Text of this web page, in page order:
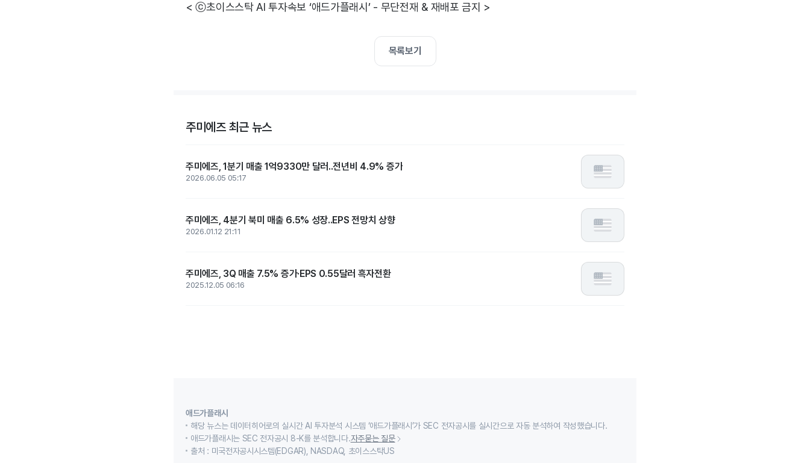
< ⓒ초이스스탁 AI 투자속보 ‘애드가플래시’ - 무단전재 & 재배포 금지 >
목록보기
주미에즈 최근 뉴스
주미에즈, 1분기 매출 1억9330만 달러..전년비 4.9% 증가
2026.06.05 05:17
주미에즈, 4분기 북미 매출 6.5% 성장..EPS 전망치 상향
2026.01.12 21:11
주미에즈, 3Q 매출 7.5% 증가·EPS 0.55달러 흑자전환
2025.12.05 06:16
애드가플래시
해당 뉴스는 데이터히어로의 실시간 AI 투자분석 시스템 ‘애드가플래시’가 SEC 전자공시를 실시간으로 자동 분석하여 작성했습니다.
애드가플래시는 SEC 전자공시 8-K를 분석합니다.자주묻는 질문
출처 : 미국전자공시시스템(EDGAR), NASDAQ, 초이스스탁US